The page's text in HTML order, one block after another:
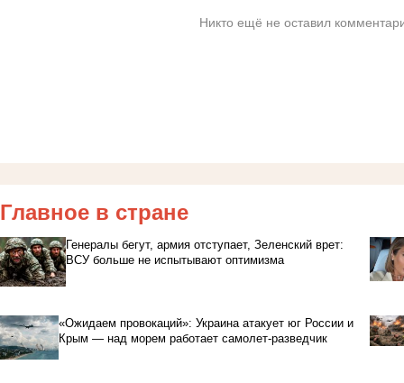
Никто ещё не оставил
Главное в стране
Генералы бегут, армия отступает, Зеленский врет:
ВСУ больше не испытывают оптимизма
«Ожидаем провокаций»: Украина атакует юг России и
Крым — над морем работает самолет-разведчик